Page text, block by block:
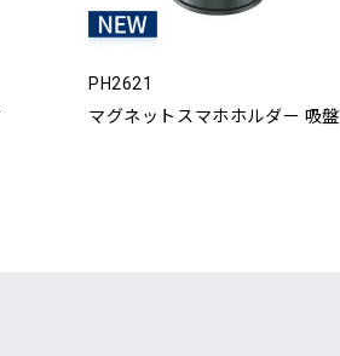
PH2621
マグネットスマホホルダー 吸盤